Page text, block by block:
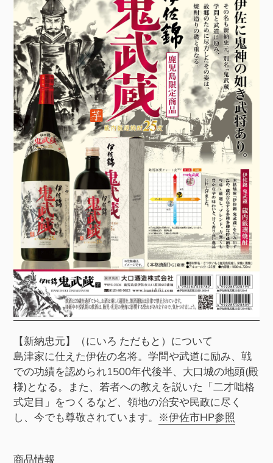
【新納忠元】（にいろ ただもと）について
島津家に仕えた伊佐の名将。学問や武道に励み、戦
での功績を認められ1500年代後半、大口城の地頭(殿
様)となる。また、若者への教えを説いた「二才咄格
式定目」をつくるなど、領地の治安や民政に尽く
し、今でも尊敬されています。 ※伊佐市HP参照
商品情報